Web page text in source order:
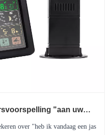
"aan uw
over "heb ik vandaag een jas